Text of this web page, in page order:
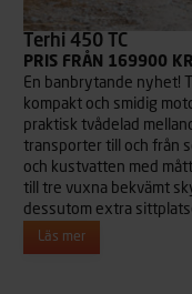
Terhi 450 TC
PRIS FRÅN 169900 KR
En banbrytande nyhet!
kompakt och smidig
praktisk tvådelad
transporter till och från
och kustvatten med
till tre vuxna bekvämt
dessutom extra
Läs mer